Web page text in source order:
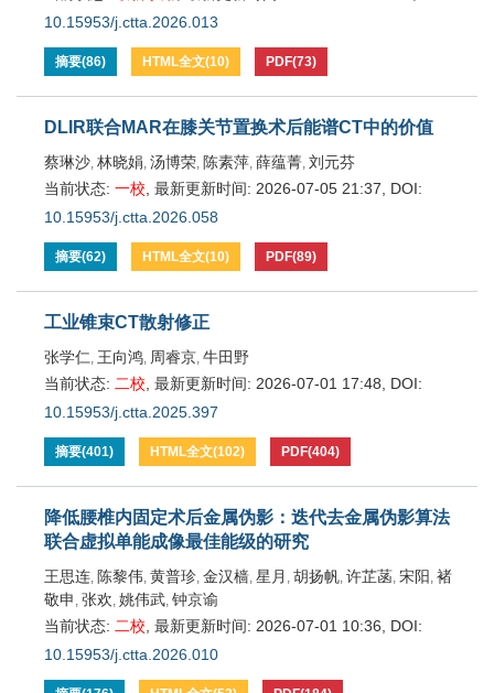
10.15953/j.ctta.2026.013
摘要(86) HTML全文(10) PDF(73)
DLIR联合MAR在膝关节置换术后能谱CT中的价值
蔡琳沙, 林晓娟, 汤博荣, 陈素萍, 薛蕴菁, 刘元芬
当前状态: 一校 最新更新时间: 2026-07-05 21:37
DOI:
10.15953/j.ctta.2026.058
摘要(62) HTML全文(10) PDF(89)
工业锥束CT散射修正
张学仁, 王向鸿, 周睿京, 牛田野
当前状态: 二校 最新更新时间: 2026-07-01 17:48
DOI:
10.15953/j.ctta.2025.397
摘要(401) HTML全文(102) PDF(404)
降低腰椎内固定术后金属伪影：迭代去金属伪影算法
联合虚拟单能成像最佳能级的研究
王思连, 陈黎伟, 黄普珍, 金汉樯, 星月 , 胡扬帆, 许芷菡, 宋阳, 褚
敬申 , 张欢, 姚伟武, 钟京谕
当前状态: 二校 最新更新时间: 2026-07-01 10:36
DOI:
10.15953/j.ctta.2026.010